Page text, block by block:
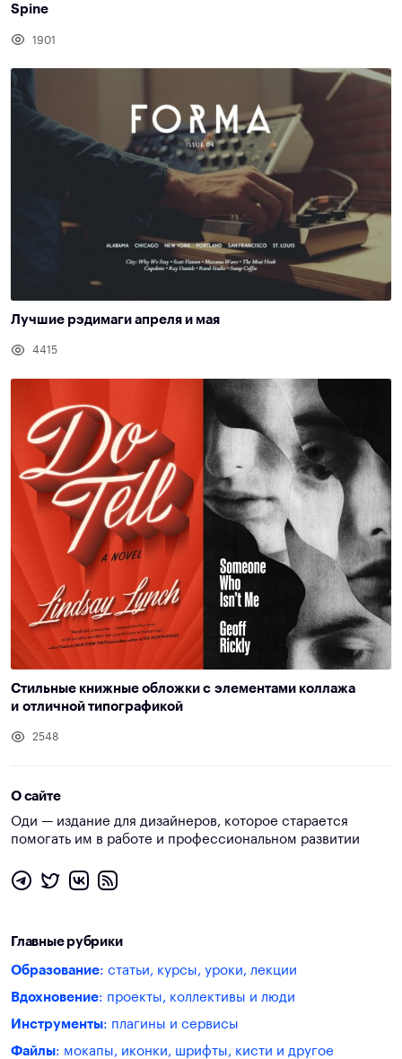
Spine
1901
Лучшие рэдимаги апреля и мая
4415
Стильные книжные обложки с элементами коллажа
и отличной типографикой
2548
О сайте
Оди — издание для дизайнеров, которое старается
помогать им в работе и профессиональном развитии
Главные рубрики
Образование: статьи, курсы, уроки, лекции
Вдохновение: проекты, коллективы и люди
Инструменты: плагины и сервисы
Файлы: мокапы, иконки, шрифты, кисти и другое